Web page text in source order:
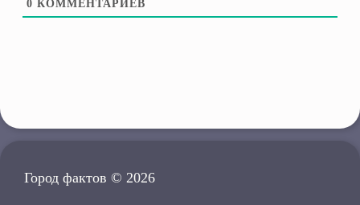
0 КОММЕНТАРИЕВ
Город фактов © 2026